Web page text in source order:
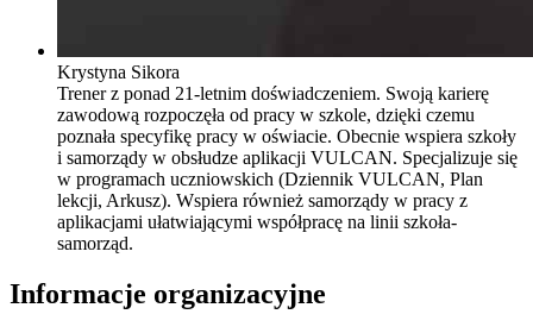
Krystyna Sikora
Trener z ponad 21-letnim doświadczeniem. Swoją karierę
zawodową rozpoczęła od pracy w szkole, dzięki czemu
poznała specyfikę pracy w oświacie. Obecnie wspiera szkoły
i samorządy w obsłudze aplikacji VULCAN. Specjalizuje się
w programach uczniowskich (Dziennik VULCAN, Plan
lekcji, Arkusz). Wspiera również samorządy w pracy z
aplikacjami ułatwiającymi współpracę na linii szkoła-
samorząd.
Informacje organizacyjne